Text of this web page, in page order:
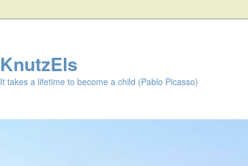
KnutzEls
It takes a lifetime to become a child (Pablo Picasso)